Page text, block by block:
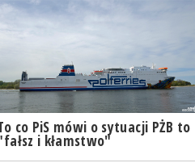
co PiS mówi o sytuacji PŻB to
i kłamstwo"